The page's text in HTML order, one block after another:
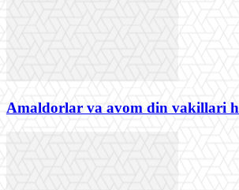
Amaldorlar va avom din vakillari